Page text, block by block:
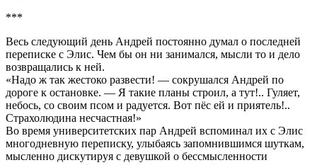
***
Весь следующий день Андрей постоянно думал о последней
переписке с Элис. Чем бы он ни занимался, мысли то и дело
возвращались к ней.
«Надо ж так жестоко развести! — сокрушался Андрей по
дороге к остановке. — Я такие планы строил, а тут!.. Гуляет,
небось, со своим псом и радуется. Вот пёс ей и приятель!..
Страхолюдина несчастная!»
Во время университетских пар Андрей вспоминал их с Элис
многодневную переписку, улыбаясь запомнившимся шуткам,
мысленно дискутируя с девушкой о бессмысленности